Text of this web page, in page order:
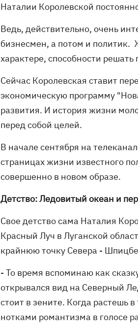
Наталии Королевской
Ведь, действительно, очень
бизнесмен, а потом и политик.
характере, способности
Сейчас Королевская ставит
экономическую программу
развития. И история жизни
перед собой целей.
В начале сентября на
страницах жизни известного
совершенно в новом образе.
Детство: Ледовитый океан и
Свое детство сама Наталия
Красный Луч в Луганской
крайнюю точку Севера -
- То время вспоминаю как
открывался вид на Северный
стоит в зените. Когда растешь
нотками романтизма в голосе